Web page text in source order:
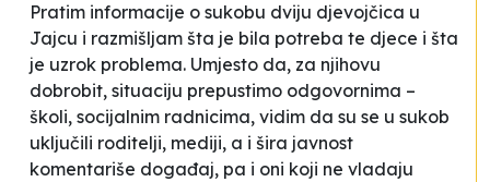
Pratim informacije o sukobu dviju djevojčica u
Jajcu i razmišljam šta je bila potreba te djece i šta
je uzrok problema. Umjesto da, za njihovu
dobrobit, situaciju prepustimo odgovornima –
školi, socijalnim radnicima, vidim da su se u sukob
uključili roditelji, mediji, a i šira javnost
komentariše događaj, pa i oni koji ne vladaju